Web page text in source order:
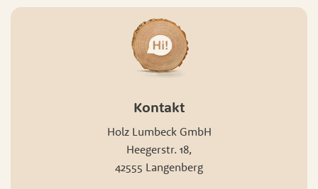
Kontakt
Kontakt
Holz Lumbeck GmbH
Heegerstr. 18,
42555 Langenberg